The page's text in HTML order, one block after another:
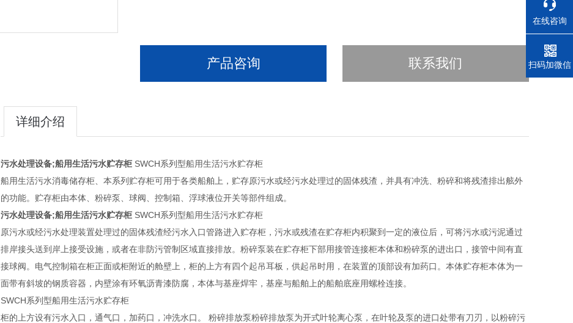
产品咨询 联系我们
详细介绍
污水处理设备;船用生活污水贮存柜 SWCH系列型船用生活污水贮存柜
船用生活污水消毒储存柜、本系列贮存柜可用于各类船舶上，贮存原污水或经污水处理过的固体残渣，并具有冲洗、粉碎和将残渣排出舷外
的功能。贮存柜由本体、粉碎泵、球阀、控制箱、浮球液位开关等部件组成。
污水处理设备;船用生活污水贮存柜 SWCH系列型船用生活污水贮存柜
原污水或经污水处理装置处理过的固体残渣经污水入口管路进入贮存柜，污水或残渣在贮存柜内积聚到一定的液位后，可将污水或污泥通过
排岸接头送到岸上接受设施，或者在非防污管制区域直接排放。粉碎泵装在贮存柜下部用接管连接柜本体和粉碎泵的进出口，接管中间有直
接球阀。电气控制箱在柜正面或柜附近的舱壁上，柜的上方有四个起吊耳板，供起吊时用，在装置的顶部设有加药口。本体贮存柜本体为一
面带有斜坡的钢质容器，内壁涂有环氧沥青漆防腐，本体与基座焊牢，基座与船舶上的船舶底座用螺栓连接。
SWCH系列型船用生活污水贮存柜
柜的上方设有污水入口，通气口，加药口，冲洗水口。 粉碎排放泵粉碎排放泵为开式叶轮离心泵，在叶轮及泵的进口处带有刀刃，以粉碎污
在线咨询
电话
扫码加微信